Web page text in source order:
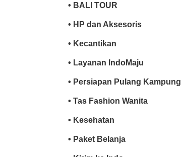
• BALI TOUR
• HP dan Aksesoris
• Kecantikan
• Layanan IndoMaju
• Persiapan Pulang Kampung
• Tas Fashion Wanita
• Kesehatan
• Paket Belanja